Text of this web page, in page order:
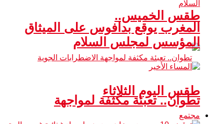
طقس الخميس..
تطوان.. تعبئة مكثفة لمواجهة
المغرب يوقع بدافوس على الميثاق
المؤسس لمجلس السلام
طقس اليوم الثلاثاء
مجتمع